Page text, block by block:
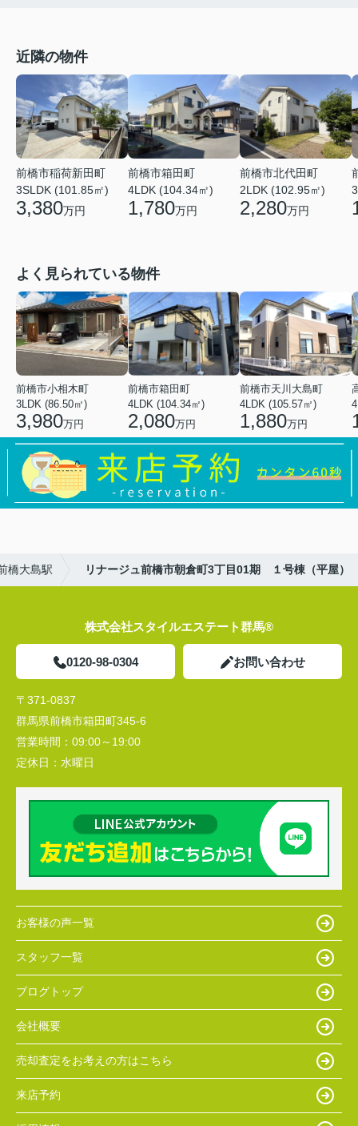
近隣の物件
前橋市稲荷新田町
3SLDK (101.85㎡)
3,380万円
前橋市箱田町
4LDK (104.34㎡)
1,780万円
前橋市北代田町
2LDK (102.95㎡)
2,280万円
よく見られている物件
前橋市小相木町
3LDK (86.50㎡)
3,980万円
前橋市箱田町
4LDK (104.34㎡)
2,080万円
前橋市天川大島町
4LDK (105.57㎡)
1,880万円
橋大島駅 リナージュ前橋市朝倉町3丁目01期 １号棟（平屋）
株式会社スタイルエステート群馬®
0120-98-0304 お問い合わせ
〒371-0837
群馬県前橋市箱田町345-6
営業時間： 09:00～19:00
定休日： 水曜日
お客様の声一覧
スタッフ一覧
ブログトップ
会社概要
売却査定をお考えの方はこちら
来店予約